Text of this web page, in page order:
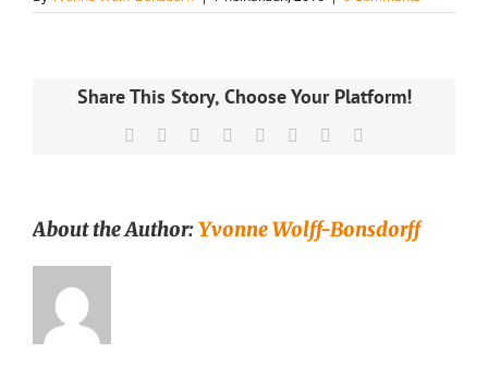
Share This Story, Choose Your Platform!
Facebook Reddit LinkedIn
TumblrPinterest
About the Author:Yvonne Wolff-Bonsdorff